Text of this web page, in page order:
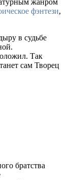
жанром
фэнтези,
в судьбе
Так
сам Творец
братства